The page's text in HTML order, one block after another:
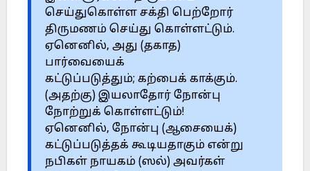
செய்துகொள்ள சக்தி பெற்றோர்
திருமணம் செய்து கொள்ளட்டும்.
ஏனெனில், அது (தகாத)
பார்வையைக்
கட்டுப்படுத்தும்; கற்பைக் காக்கும்.
(அதற்கு) இயலாதோர் நோன்பு
நோற்றுக் கொள்ளட்டும்!
ஏனெனில், நோன்பு (ஆசையைக்)
கட்டுப்படுத்தக் கூடியதாகும் என்று
நபிகள் நாயகம் (ஸல்) அவர்கள்